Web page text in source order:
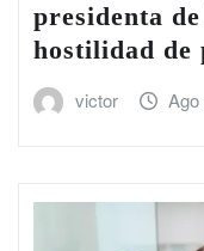
presidenta
hostilidad de
victor Ago